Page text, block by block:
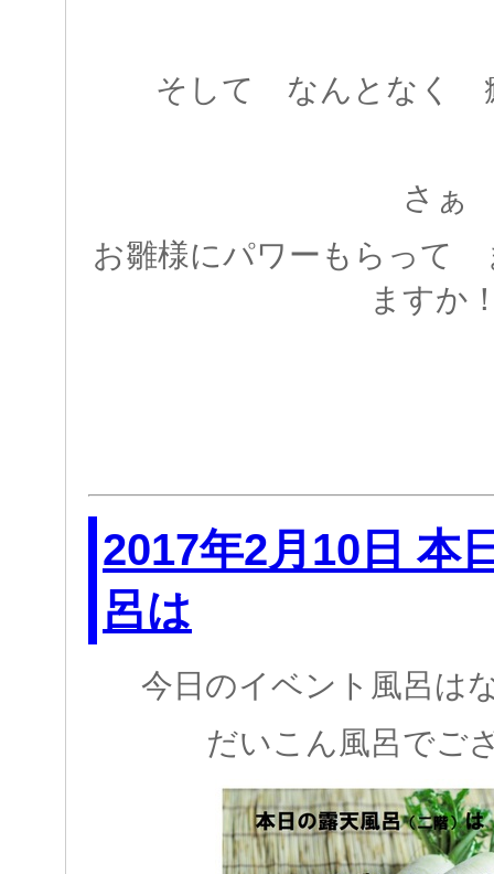
そして なんとなく
さぁ
お雛様にパワーもらって
ますか
2017年2月10日 本
呂は
今日のイベント風呂は
だいこん風呂でご